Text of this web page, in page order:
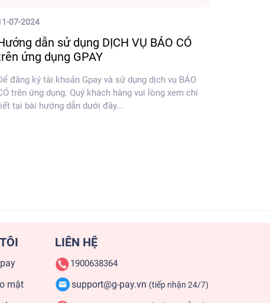
07-2024
dẫn sử dụng DỊCH VỤ BÁO CÓ
ứng dụng GPAY
đăng ký tài khoản Gpay và sử dụng dịch vụ BÁO
trên ứng dụng. Quý khách hàng vui lòng xem chi
tại bài hướng dẫn dưới đây...
mật
LIÊN HỆ
1900638364
support@g-pay.vn (tiếp nhận 24/7)